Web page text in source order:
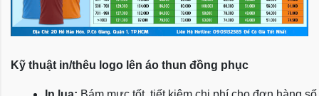
Kỹ thuật in/thêu logo lên áo thun đồng phục